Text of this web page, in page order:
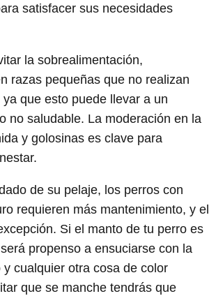
satisfacer sus necesidades
la sobrealimentación,
razas pequeñas que no realizan
que esto puede llevar a un
no saludable. La moderación en la
y golosinas es clave para
de su pelaje, los perros con
requieren más mantenimiento, y el
Si el manto de tu perro es
propenso a ensuciarse con la
cualquier otra cosa de color
que se manche tendrás que